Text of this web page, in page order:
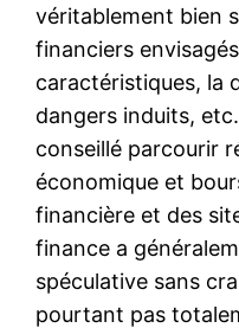
véritablement bien
financiers
caractéristiques, la
dangers induits,
conseillé parcourir
économique et
financière et des
finance a
spéculative sans
pourtant pas